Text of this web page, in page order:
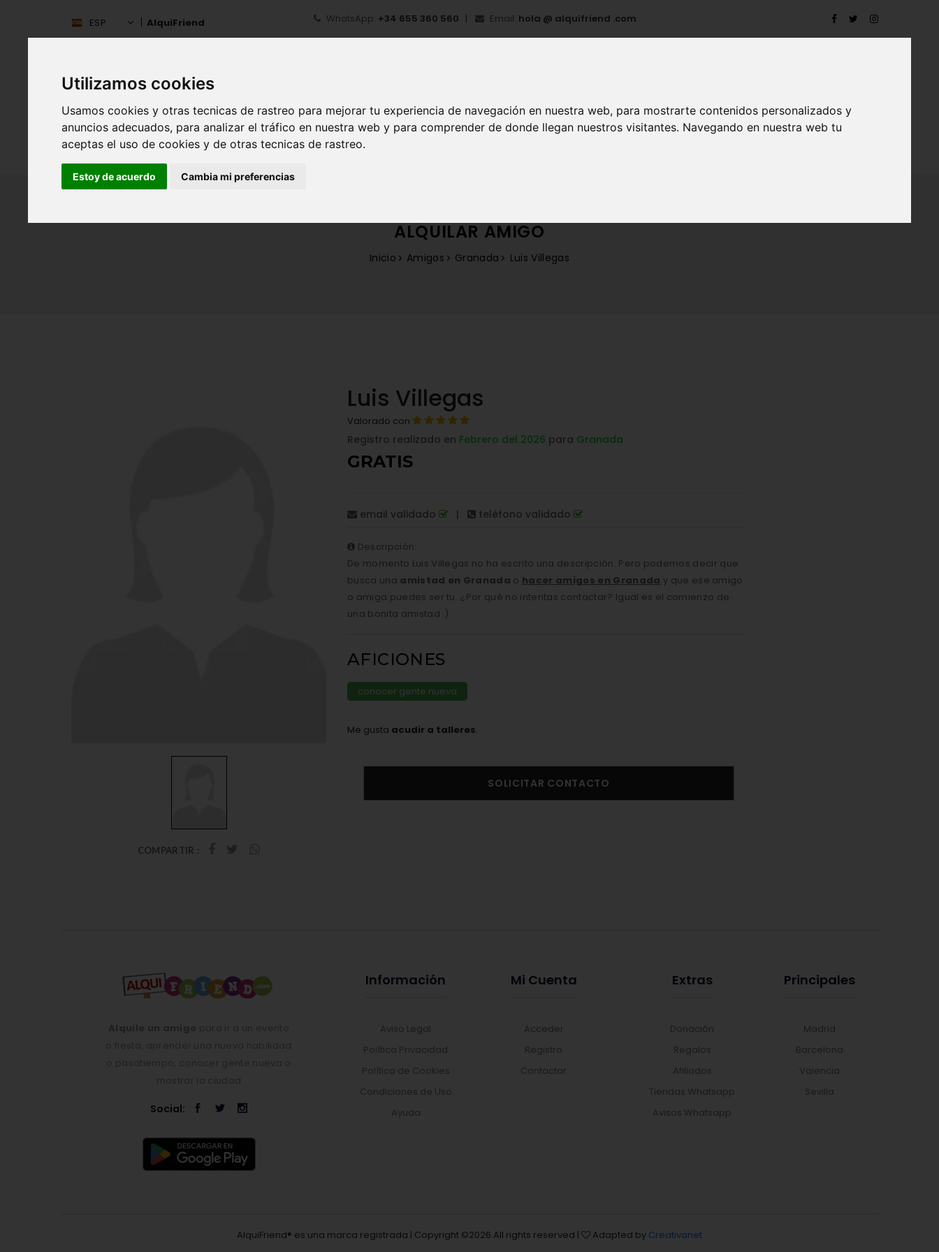
Utilizamos cookies
Usamos cookies y otras tecnicas de rastreo para mejorar tu experiencia de navegación en nuestra web, para mostrarte contenidos personalizados y
anuncios adecuados, para analizar el tráfico en nuestra web y para comprender de donde llegan nuestros visitantes. Navegando en nuestra web tu
aceptas el uso de cookies y de otras tecnicas de rastreo.
Estoy de acuerdo Cambia mi preferencias
ESP AlquiFriend WhatsApp: +34 655 360 560 Email: hola @ alquifriend .com
ESPAÑA INICIO ¿QUÉ ES ALQUIFRIEND?
ALQUILAR AMIGO
Inicio Amigos Granada Luis Villegas
COMPARTIR :
Luis Villegas
Valorado con
Registro realizado en Febrero del 2026 para Granada
GRATIS
email validado | teléfono validado
Descripción:
De momento Luis Villegas no ha escrito una descripción. Pero podemos decir que
busca una amistad en Granada o hacer amigos en Granada y que ese amigo
o amiga puedes ser tu. ¿Por qué no intentas contactar? Igual es el comienzo de
una bonita amistad :)
AFICIONES
conocer gente nueva
Me gusta acudir a talleres.
SOLICITAR CONTACTO
Social:
Información
Aviso Legal
Política Privacidad
Política de Cookies
Condiciones de Uso
Ayuda
Mi Cuenta
Acceder
Registro
Contactar
Extras
Donación
Regalos
Afiliados
Tiendas Whatsapp
Avisos Whatsapp
Principales
Madrid
Barcelona
Valencia
Sevilla
AlquiFriend® es una marca registrada | Copyright ©2026 All rights reserved | Adapted by Creativanet